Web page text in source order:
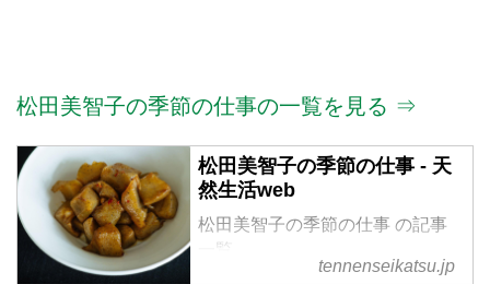
松田美智子の季節の仕事の一覧を見る ⇒
松田美智子の季節の仕事 - 天
然生活web
松田美智子の季節の仕事 の記事
一覧
tennenseikatsu.jp